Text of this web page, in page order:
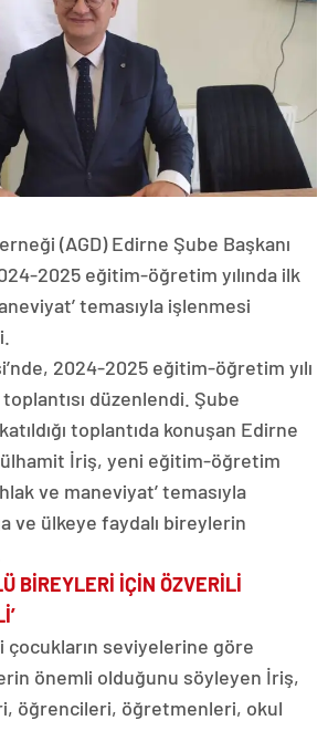
(AGD) Edirne Şube Başkanı
2025 eğitim-öğretim yılında ilk
temasıyla işlenmesi
2024-2025 eğitim-öğretim yılı
toplantısı düzenlendi. Şube
toplantıda konuşan Edirne
İriş, yeni eğitim-öğretim
ve maneviyat’ temasıyla
ve ülkeye faydalı bireylerin
BİREYLERİ İÇİN ÖZVERİLİ
çocukların seviyelerine göre
önemli olduğunu söyleyen İriş,
öğrencileri, öğretmenleri, okul